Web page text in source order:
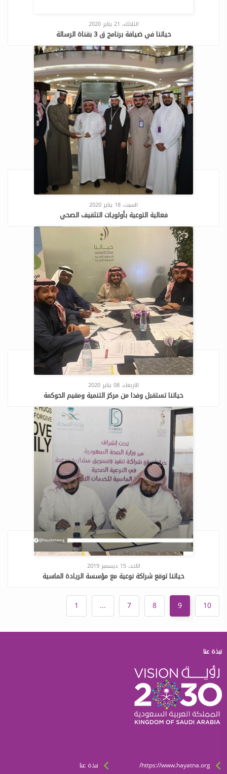
الثلاثاء، 21 يناير 2020
حياتنا في ضيافة برنامج ق 3 بقناة الرسالة
السبت، 18 يناير 2020
فعالية التوعية بأولويات التثقيف الصحي
الاربعاء، 08 يناير 2020
حياتنا تستقبل وفدا من مركز التنمية ومقيم الحوكمة
الاحد، 15 ديسمبر 2019
حياتنا توقع شراكة نوعية مع مؤسسة الريادة الماسية
1 ... 7 8 9 10
نبذة عنا
https://www.hayatna.org/
نبذة عنا